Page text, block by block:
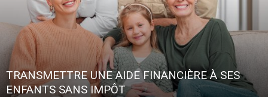
TRANSMETTRE UNE AIDE FINANCIÈRE À SES
ENFANTS SANS IMPÔT